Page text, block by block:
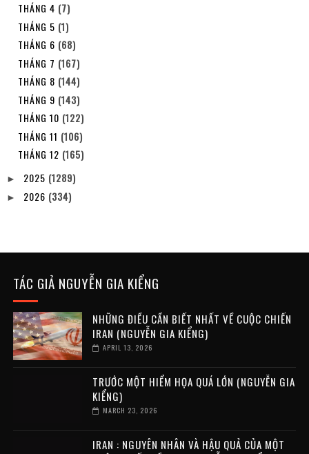
THÁNG 4 (7)
THÁNG 5 (1)
THÁNG 6 (68)
THÁNG 7 (167)
THÁNG 8 (144)
THÁNG 9 (143)
THÁNG 10 (122)
THÁNG 11 (106)
THÁNG 12 (165)
► 2025 (1289)
► 2026 (334)
TÁC GIẢ NGUYỄN GIA KIỂNG
NHỮNG ĐIỀU CẦN BIẾT NHẤT VỀ CUỘC CHIẾN
IRAN (NGUYỄN GIA KIỂNG)
APRIL 13, 2026
TRƯỚC MỘT HIỂM HỌA QUÁ LỚN (NGUYỄN GIA
KIỂNG)
MARCH 23, 2026
IRAN : NGUYÊN NHÂN VÀ HẬU QUẢ CỦA MỘT